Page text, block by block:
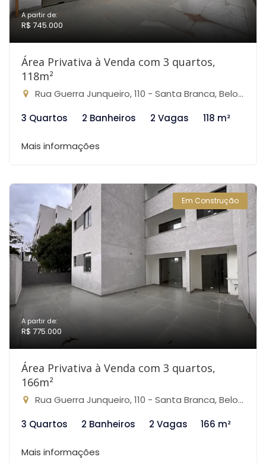
A partir de:
R$ 745.000
Área Privativa à Venda com 3 quartos,
118m²
Rua Guerra Junqueiro, 110 - Santa Branca, Belo Horizonte-MG
3 Quartos
2 Banheiros 2 Vagas 118 m²
Mais informações
Em Construção
A partir de:
R$ 775.000
Área Privativa à Venda com 3 quartos,
166m²
Rua Guerra Junqueiro, 110 - Santa Branca, Belo Horizonte-MG
3 Quartos
2 Banheiros 2 Vagas 166 m²
Mais informações